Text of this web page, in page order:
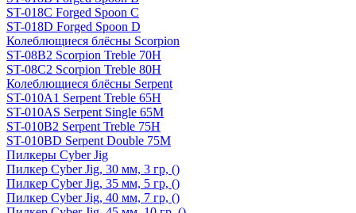
ST-018C Forged Spoon C
ST-018D Forged Spoon D
Колеблющиеся блёсны Scorpion
ST-08B2 Scorpion Treble 70H
ST-08C2 Scorpion Treble 80H
Колеблющиеся блёсны Serpent
ST-010A1 Serpent Treble 65H
ST-010AS Serpent Single 65M
ST-010B2 Serpent Treble 75H
ST-010BD Serpent Double 75M
Пилкеры Cyber Jig
Пилкер Cyber Jig, 30 мм, 3 гр, ()
Пилкер Cyber Jig, 35 мм, 5 гр, ()
Пилкер Cyber Jig, 40 мм, 7 гр, ()